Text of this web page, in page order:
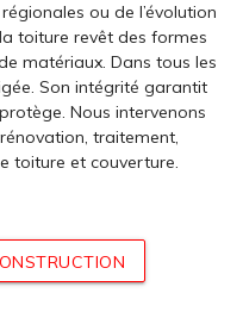
ou de l’évolution
toiture revêt des formes
matériaux. Dans tous les
Son intégrité garantit
Nous intervenons
traitement,
toiture et couverture.